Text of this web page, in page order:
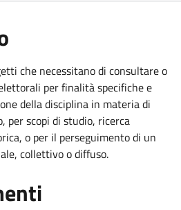
che necessitano di consultare o
per finalità specifiche e
della disciplina in materia di
per scopi di studio, ricerca
o per il perseguimento di un
collettivo o diffuso.